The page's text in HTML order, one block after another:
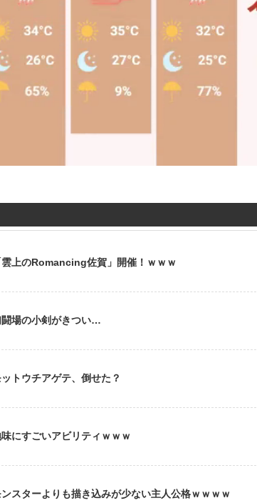
雲上のRomancing佐賀」開催！ｗｗｗ
闘場の小剣がきつい…
ットウチアゲテ、倒せた？
味にすごいアビリティｗｗｗ
ンスターよりも描き込みが少ない主人公格ｗｗｗｗ